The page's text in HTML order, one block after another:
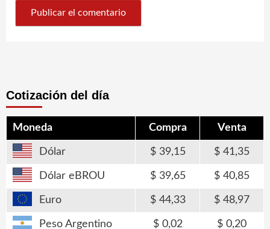
Cotización del día
Moneda Compra Venta
Dólar 39,15 41,35
Dólar eBROU 39,65 40,85
Euro 44,33 48,97
Peso Argentino 0,02 0,20